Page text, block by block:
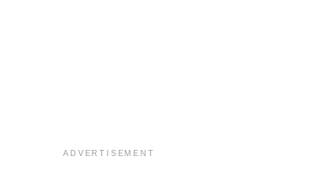
ADVERTISEMENT